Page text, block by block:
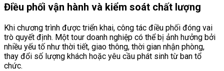
Điều phối vận hành và kiểm soát chất lượng
Khi chương trình được triển khai, công tác điều phối đóng vai
trò quyết định. Một tour doanh nghiệp có thể bị ảnh hưởng bởi
nhiều yếu tố như thời tiết, giao thông, thời gian nhận phòng,
thay đổi số lượng khách hoặc yêu cầu phát sinh từ ban tổ
chức.